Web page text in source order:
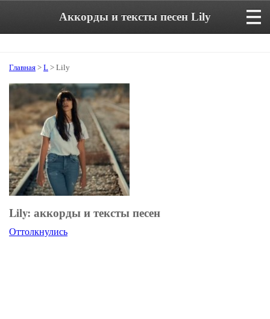
Аккорды и тексты песен Lily
Главная > L > Lily
Lily: аккорды и тексты песен
Оттолкнулись